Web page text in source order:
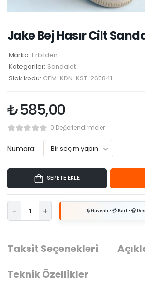
Jake Bej Hasır Cilt
Marka: Erbilden
Kategoriler: Sandalet
Stok kodu: CEM-KDN-KST-265841
₺585,00
0 Değerlendirmeler
Numara:
SEPETE EKLE
Taksit Seçenekleri
Teknik Özellikler